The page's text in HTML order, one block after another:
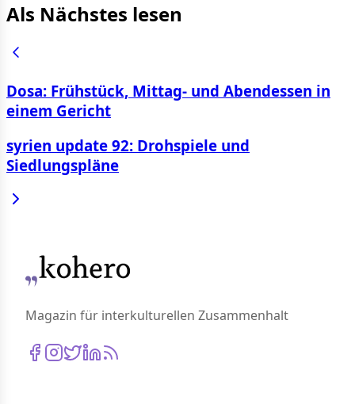
Als Nächstes lesen
Dosa: Frühstück, Mittag- und Abendessen in
einem Gericht
syrien update 92: Drohspiele und
Siedlungspläne
Magazin für interkulturellen Zusammenhalt